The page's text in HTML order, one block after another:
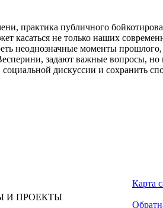
практика публичного
касаться не только наших
неоднозначные моменты
задают важные вопросы,
дискуссии и сохранить
И ПРОЕКТЫ
Карта